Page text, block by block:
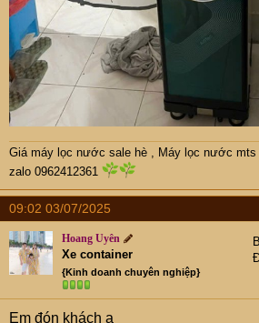
Giá máy lọc nước sale hè , Máy lọc nước mts
zalo 0962412361
09:02 03/07/2025
Hoang Uyên
Xe container
{Kinh doanh chuyên nghiệp}
Em đón khách ạ